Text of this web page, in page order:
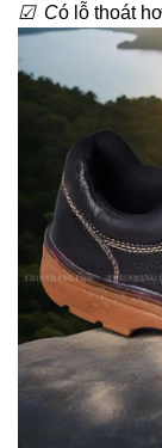
☑ Có lỗ thoát